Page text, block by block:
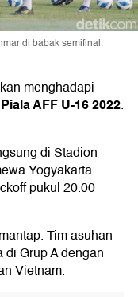
di babak semifinal.
menghadapi
Piala AFF U-16 2022.
di Stadion
Yogyakarta.
pukul 20.00
Tim asuhan
Grup A dengan
Vietnam.